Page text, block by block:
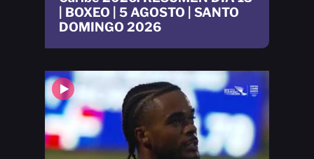
| BOXEO | 5 AGOSTO | SANTO
DOMINGO 2026